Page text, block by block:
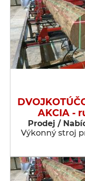
AKCIA -
Prodej /
Výkonný stroj